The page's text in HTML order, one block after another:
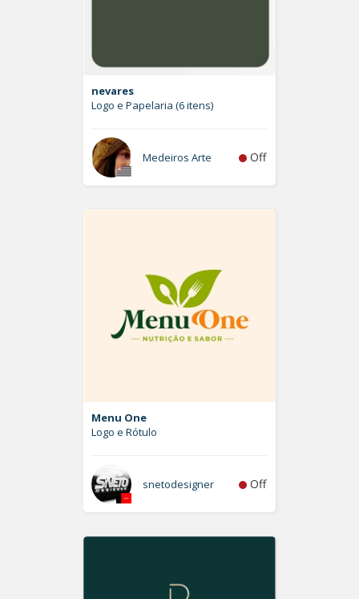
nevares
Logo e Papelaria (6 itens)
Medeiros Arte Off
Menu One
Logo e Rótulo
snetodesigner Off